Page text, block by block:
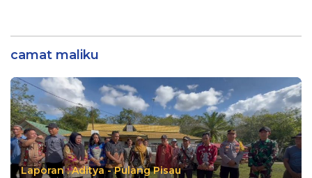
camat maliku
Laporan : Aditya - Pulang Pisau